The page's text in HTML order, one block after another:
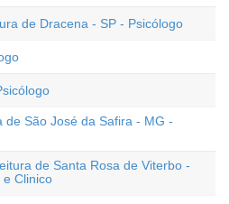
de Dracena - SP - Psicólogo
de São José da Safira - MG -
de Santa Rosa de Viterbo -
e Clinico